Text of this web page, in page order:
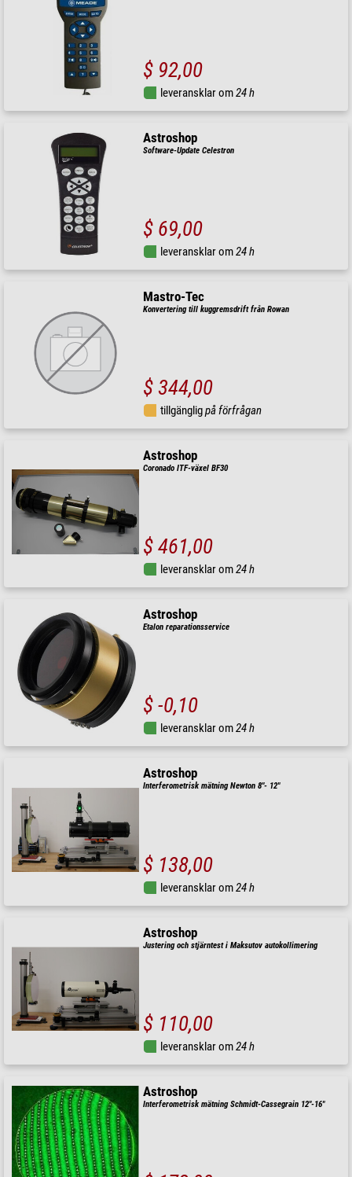
$ 92,00
leveransklar om24 h
Astroshop
Software-Update Celestron
$ 69,00
leveransklar om24 h
Mastro-Tec
Konvertering till kuggremsdrift från Rowan
$ 344,00
tillgängligpå förfrågan
Astroshop
Coronado ITF-växel BF30
$ 461,00
leveransklar om24 h
Astroshop
Etalon reparationsservice
$ -0,10
leveransklar om24 h
Astroshop
Interferometrisk mätning Newton 8"- 12"
$ 138,00
leveransklar om24 h
Astroshop
Justering och stjärntest i Maksutov autokollimering
$ 110,00
leveransklar om24 h
Astroshop
Interferometrisk mätning Schmidt-Cassegrain 12"-16"